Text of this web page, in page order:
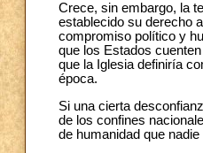
Crece, sin embargo, la
establecido su derecho
compromiso político y
que los Estados
que la Iglesia definiría
época.
Si una cierta
de los confines
de humanidad que